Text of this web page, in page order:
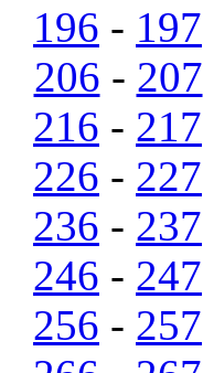
196 - 197
206 - 207
216 - 217
226 - 227
236 - 237
246 - 247
256 - 257